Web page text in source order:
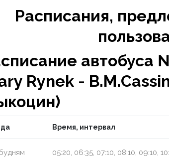
Расписания,
автобуса
Rynek -
Время, интервал
05:20, 06:35, 07:10, 08:10, 09:10,